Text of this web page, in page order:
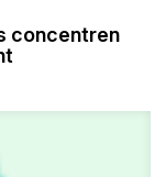
concentren